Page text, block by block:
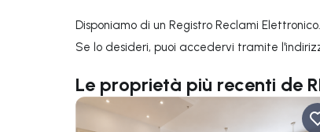
Disponiamo di un Registro Reclami Elettronico.
Se lo desideri, puoi accedervi tramite
Le proprietà più recenti de